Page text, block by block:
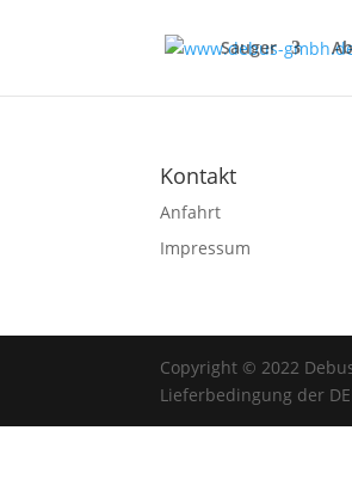
Sauger
Kontakt
Anfahrt
Impressum
Copyright © 2022
Lieferbedingung der